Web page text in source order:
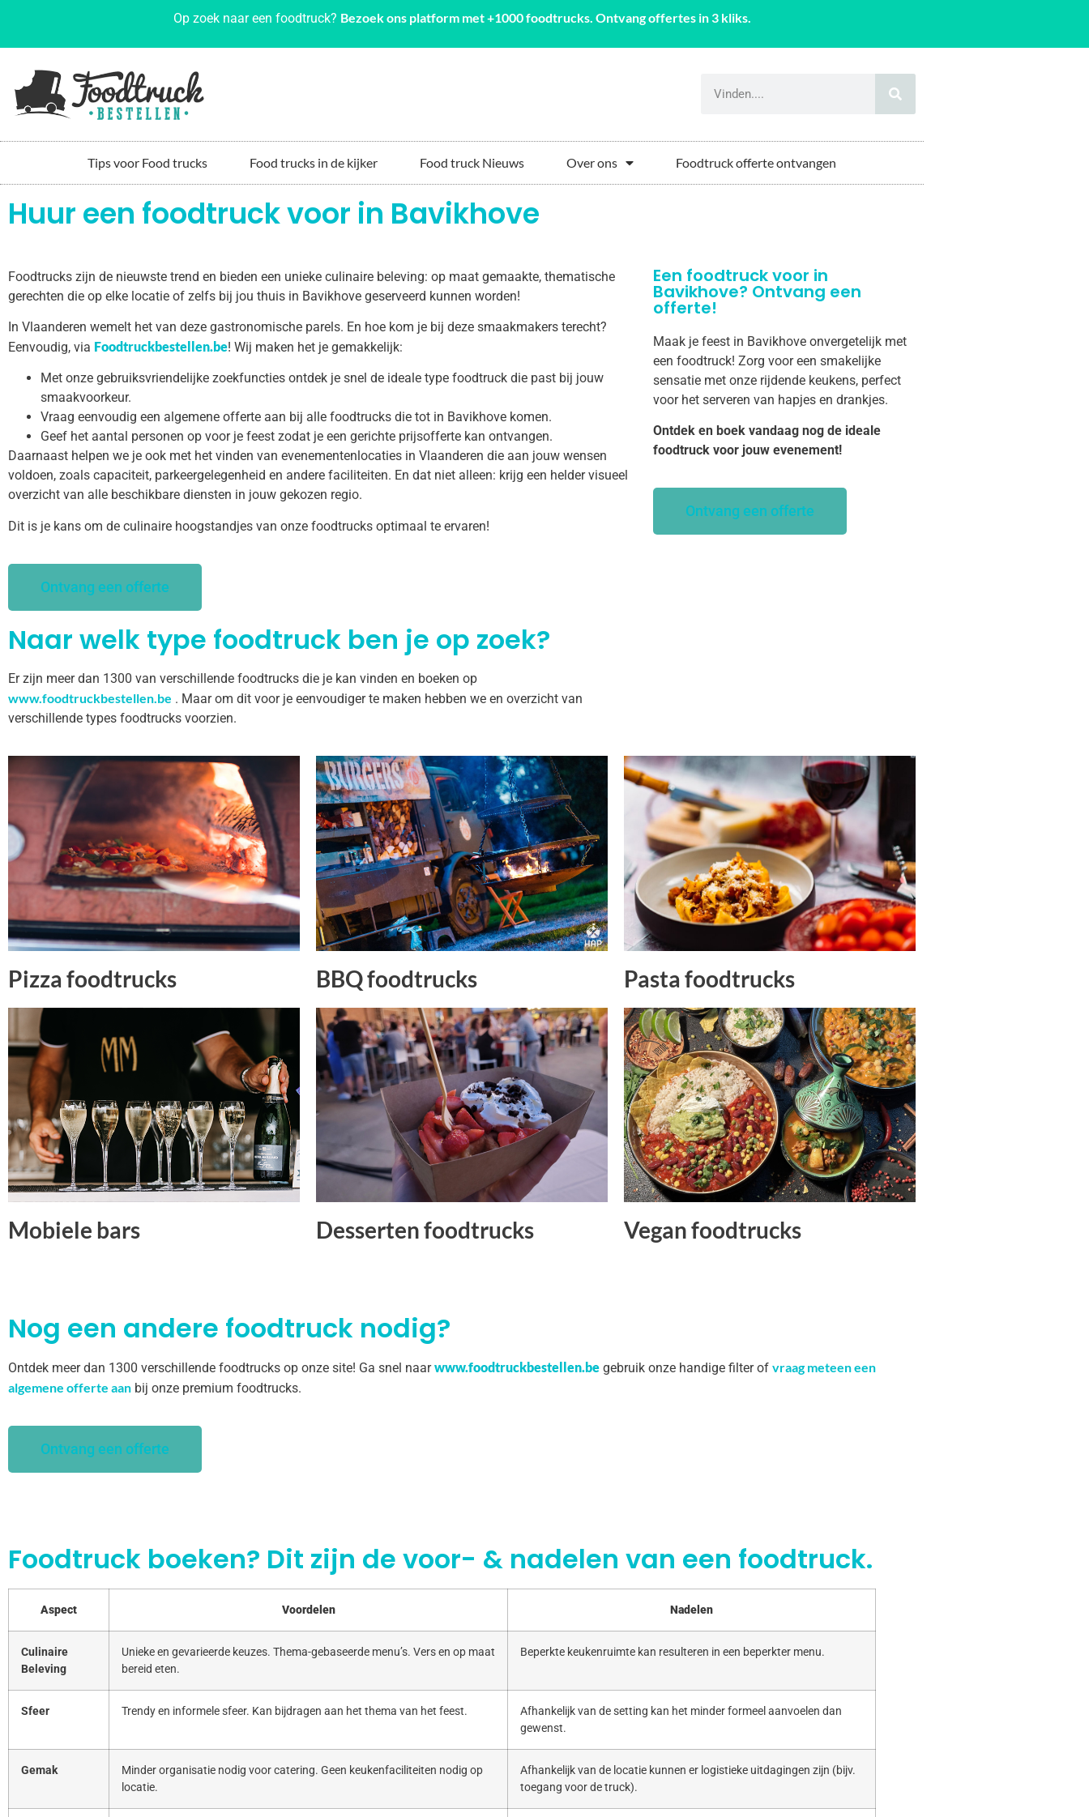
Op zoek naar een foodtruck? Bezoek ons platform met +1000 foodtrucks. Ontvang offertes in 3 kliks.
Tips voor Food trucks Food trucks in de kijker Food truck Nieuws Over ons Foodtruck offerte ontvangen
Huur een foodtruck voor in Bavikhove
Foodtrucks zijn de nieuwste trend en bieden een unieke culinaire beleving: op maat gemaakte, thematische
gerechten die op elke locatie of zelfs bij jou thuis in Bavikhove geserveerd kunnen worden!
In Vlaanderen wemelt het van deze gastronomische parels. En hoe kom je bij deze smaakmakers terecht?
Eenvoudig, via Foodtruckbestellen.be! Wij maken het je gemakkelijk:
Met onze gebruiksvriendelijke zoekfuncties ontdek je snel de ideale type foodtruck die past bij jouw
smaakvoorkeur.
Vraag eenvoudig een algemene offerte aan bij alle foodtrucks die tot in Bavikhove komen.
Geef het aantal personen op voor je feest zodat je een gerichte prijsofferte kan ontvangen.
Daarnaast helpen we je ook met het vinden van evenementenlocaties in Vlaanderen die aan jouw wensen
voldoen, zoals capaciteit, parkeergelegenheid en andere faciliteiten. En dat niet alleen: krijg een helder visueel
overzicht van alle beschikbare diensten in jouw gekozen regio.
Dit is je kans om de culinaire hoogstandjes van onze foodtrucks optimaal te ervaren!
Ontvang een offerte
Naar welk type foodtruck ben je op zoek?
Er zijn meer dan 1300 van verschillende foodtrucks die je kan vinden en boeken op
www.foodtruckbestellen.be . Maar om dit voor je eenvoudiger te maken hebben we en overzicht van
verschillende types foodtrucks voorzien.
Een foodtruck voor in
Bavikhove? Ontvang een
offerte!
Maak je feest in Bavikhove onvergetelijk met
een foodtruck! Zorg voor een smakelijke
sensatie met onze rijdende keukens, perfect
voor het serveren van hapjes en drankjes.
Ontdek en boek vandaag nog de ideale
foodtruck voor jouw evenement!
Ontvang een offerte
Pizza foodtrucks BBQ foodtrucks Pasta foodtrucks
Mobiele bars Desserten foodtrucks Vegan foodtrucks
Nog een andere foodtruck nodig?
Ontdek meer dan 1300 verschillende foodtrucks op onze site! Ga snel naarwww.foodtruckbestellen.be gebruik onze handige filter of vraag meteen een
algemene offerte aan bij onze premium foodtrucks.
Ontvang een offerte
Foodtruck boeken? Dit zijn de voor- & nadelen van een foodtruck.
Aspect Voordelen Nadelen
Culinaire
Beleving
Unieke en gevarieerde keuzes. Thema-gebaseerde menu’s. Vers en op maat
bereid eten.
Beperkte keukenruimte kan resulteren in een beperkter menu.
Sfeer Trendy en informele sfeer. Kan bijdragen aan het thema van het feest.
Afhankelijk van de setting kan het minder formeel aanvoelen dan
gewenst.
Gemak
Minder organisatie nodig voor catering. Geen keukenfaciliteiten nodig op
locatie.
Afhankelijk van de locatie kunnen er logistieke uitdagingen zijn (bijv.
toegang voor de truck).